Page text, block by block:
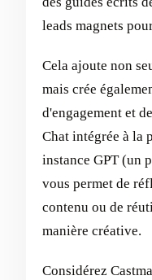
leads magnets
Cela ajoute non
mais crée
d'engagement et
Chat intégrée à la
instance GPT (un
vous permet de
contenu ou de
manière créative.
Considérez